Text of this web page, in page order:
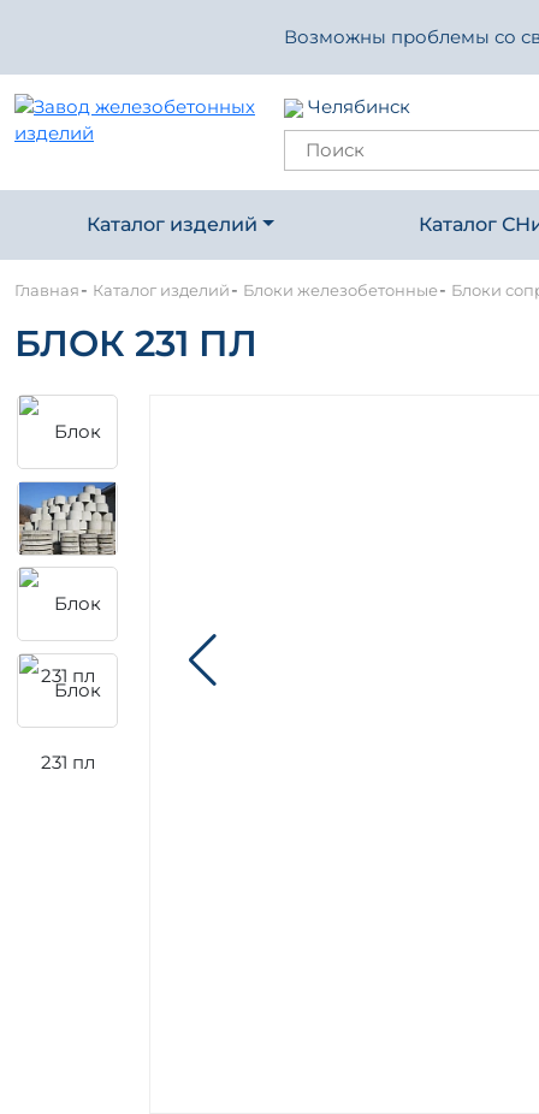
Возможны проблемы со
Челябинск
Каталог изделий Каталог
Главная- Каталог изделий- Блоки железобетонные- Блоки
БЛОК 231 ПЛ